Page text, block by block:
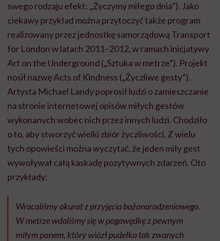
swego rodzaju efekt: „Życzymy miłego dnia”). Jako
ciekawy przykład można przytoczyć także program
realizowany przez jednostkę samorządową Transport
for London w latach 2011–2012, w ramach inicjatywy
Art on the Underground („Sztuka w metrze”). Projekt
nosił nazwę Acts of Kindness („Życzliwe gesty”).
Artysta Michael Landy poprosił ludzi o zamieszczanie
na stronie internetowej opisów miłych gestów
wykonanych wobec nich przez innych ludzi. Chodziło
o to, aby stworzyć wielki zbiór życzliwości. Z wielu
tych opowieści można wyczytać, że jeden miły gest
wywoływał całą kaskadę pozytywnych zdarzeń. Oto
przykłady:
Wracaliśmy akurat z przyjęcia bożonarodzeniowego.
W metrze wdaliśmy się w pogawędkę z pewnym
miłym panem, który wiózł pudełko tak zwanych